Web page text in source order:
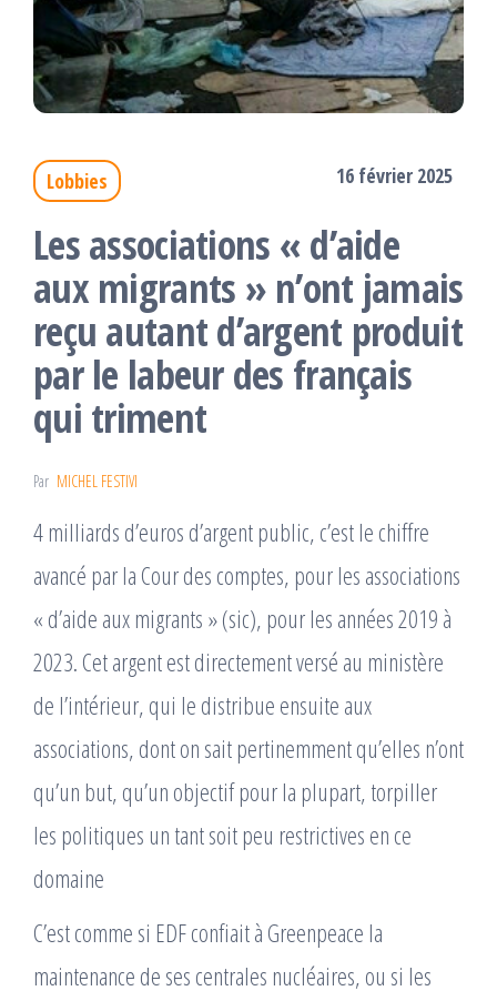
Lobbies 16 février 2025
Les associations « d’aide
aux migrants » n’ont jamais
reçu autant d’argent produit
par le labeur des français
qui triment
Par MICHEL FESTIVI
4 milliards d’euros d’argent public, c’est le chiffre
avancé par la Cour des comptes, pour les associations
« d’aide aux migrants » (sic), pour les années 2019 à
2023. Cet argent est directement versé au ministère
de l’intérieur, qui le distribue ensuite aux
associations, dont on sait pertinemment qu’elles n’ont
qu’un but, qu’un objectif pour la plupart, torpiller
les politiques un tant soit peu restrictives en ce
domaine
C’est comme si EDF confiait à Greenpeace la
maintenance de ses centrales nucléaires, ou si les